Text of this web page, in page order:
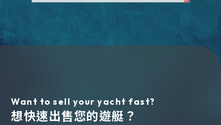
Want to sell your yacht fast?
想快速出售您的遊艇？